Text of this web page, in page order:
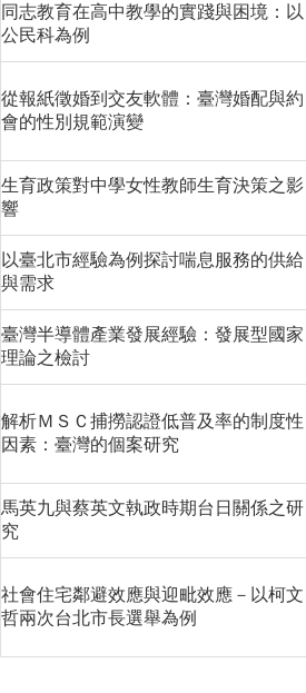
同志教育在高中教學的實踐與困境：以
公民科為例
從報紙徵婚到交友軟體：臺灣婚配與約
會的性別規範演變
生育政策對中學女性教師生育決策之影
響
以臺北市經驗為例探討喘息服務的供給
與需求
臺灣半導體產業發展經驗：發展型國家
理論之檢討
解析ＭＳＣ捕撈認證低普及率的制度性
因素：臺灣的個案研究
馬英九與蔡英文執政時期台日關係之研
究
社會住宅鄰避效應與迎毗效應－以柯文
哲兩次台北市長選舉為例